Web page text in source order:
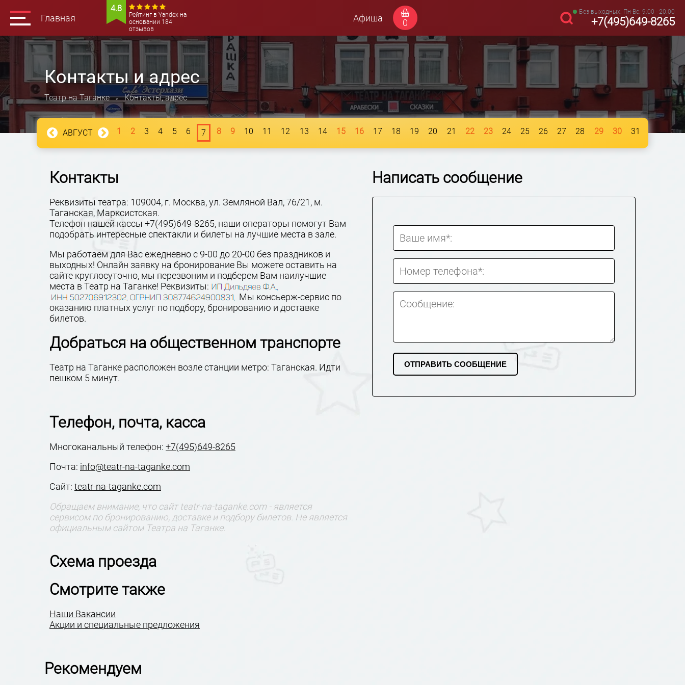
Главная
4.8
Рейтинг в Yandex на
основании 184
отзывов
Афиша 0
Без выходных: Пн-Вс: 9:00 - 20:00
+7(495)649-8265
Контакты и адрес
Театр на Таганке > Контакты, адрес
АВГУСТ 1 2 3 4 5 6 7 8 9 10 11 12 13 14 15 16 17 18 19 20 21 22 23 24 25 26 27 28 29 30 31
Контакты
Реквизиты театра: 109004, г. Москва, ул. Земляной Вал, 76/21, м.
Таганская, Марксистская.
Телефон нашей кассы +7(495)649-8265, наши операторы помогут Вам
подобрать интересные спектакли и билеты на лучшие места в зале.
Мы работаем для Вас ежедневно с 9-00 до 20-00 без праздников и
выходных! Онлайн заявку на бронирование Вы можете оставить на
сайте круглосуточно, мы перезвоним и подберем Вам наилучшие
места в Театр на Таганке! Реквизиты:
Мы консьерж-сервис по
оказанию платных услуг по подбору, бронированию и доставке
билетов.
Добраться на общественном транспорте
Театр на Таганке расположен возле станции метро: Таганская. Идти
пешком 5 минут.
Телефон, почта, касса
Многоканальный телефон: +7(495)649-8265
Почта: info@teatr-na-taganke.com
Сайт: teatr-na-taganke.com
Обращаем внимание, что сайт teatr-na-taganke.com - является
сервисом по бронированию, доставке и подбору билетов. Не является
официальным сайтом Театра на Таганке.
Написать сообщение
Ваше имя*:
Номер телефона*:
Сообщение:
Схема проезда
Смотрите также
Наши Вакансии
Акции и специальные предложения
Рекомендуем